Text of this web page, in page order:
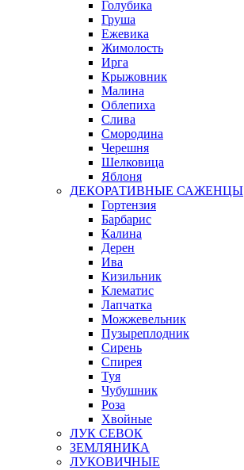
Голубика
Груша
Ежевика
Жимолость
Ирга
Крыжовник
Малина
Облепиха
Слива
Смородина
Черешня
Шелковица
Яблоня
ДЕКОРАТИВНЫЕ САЖЕНЦЫ
Гортензия
Барбарис
Калина
Дерен
Ива
Кизильник
Клематис
Лапчатка
Можжевельник
Пузыреплодник
Сирень
Спирея
Туя
Чубушник
Роза
Хвойные
ЛУК СЕВОК
ЗЕМЛЯНИКА
ЛУКОВИЧНЫЕ